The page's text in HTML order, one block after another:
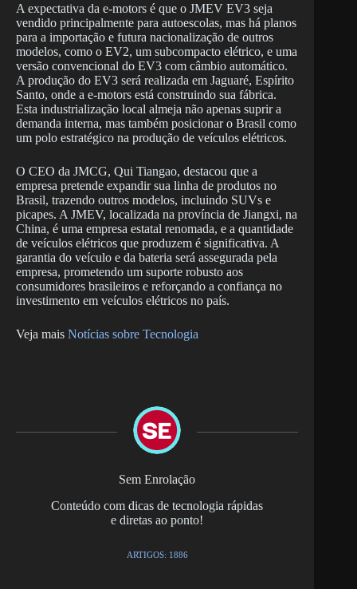
A expectativa da e-motors é que o JMEV EV3 seja
vendido principalmente para autoescolas, mas há planos
para a importação e futura nacionalização de outros
modelos, como o EV2, um subcompacto elétrico, e uma
versão convencional do EV3 com câmbio automático.
A produção do EV3 será realizada em Jaguaré, Espírito
Santo, onde a e-motors está construindo sua fábrica.
Esta industrialização local almeja não apenas suprir a
demanda interna, mas também posicionar o Brasil como
um polo estratégico na produção de veículos elétricos.
O CEO da JMCG, Qui Tiangao, destacou que a
empresa pretende expandir sua linha de produtos no
Brasil, trazendo outros modelos, incluindo SUVs e
picapes. A JMEV, localizada na província de Jiangxi, na
China, é uma empresa estatal renomada, e a quantidade
de veículos elétricos que produzem é significativa. A
garantia do veículo e da bateria será assegurada pela
empresa, prometendo um suporte robusto aos
consumidores brasileiros e reforçando a confiança no
investimento em veículos elétricos no país.
Veja mais Notícias sobre Tecnologia
Sem Enrolação
Conteúdo com dicas de tecnologia rápidas
e diretas ao ponto!
ARTIGOS: 1886